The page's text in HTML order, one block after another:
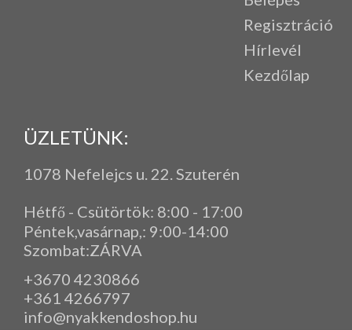
Regisztráció
Hírlevél
Kezdőlap
ÜZLETÜNK:
1078 Nefelejcs u. 22. Szuterén
Hétfő - Csütörtök: 8:00 - 17:00
Péntek,vasárnap, : 9:00-14:00
Szombat:ZÁRVA
+3670 4230866
+361 4266797
info@nyakkendoshop.hu